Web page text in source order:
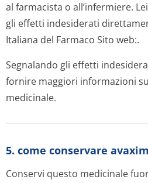
al farmacista o all’infermiere.
gli effetti indesiderati
Italiana del Farmaco Sito web:.
Segnalando gli effetti
fornire maggiori informazioni
medicinale.
5. come conservare avaxim
Conservi questo medicinale